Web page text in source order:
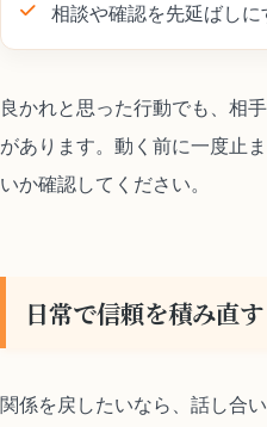
相談や確認を先延ばしに
良かれと思った行動でも、相
があります。動く前に一度止
いか確認してください。
日常で信頼を積み直す
関係を戻したいなら、話し合